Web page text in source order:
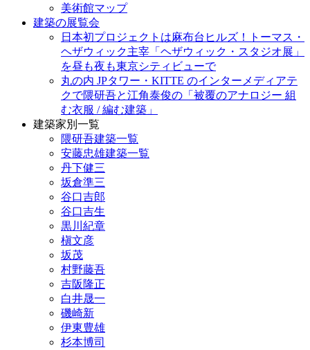
美術館マップ
建築の展覧会
日本初プロジェクトは麻布台ヒルズ！トーマス・
ヘザウィック主宰「ヘザウィック・スタジオ展」
を昼も夜も東京シティビューで
丸の内 JPタワー・KITTE のインターメディアテ
クで隈研吾と江角泰俊の「被覆のアナロジー 組
む衣服 / 編む建築」
建築家別一覧
隈研吾建築一覧
安藤忠雄建築一覧
丹下健三
坂倉準三
谷口吉郎
谷口吉生
黒川紀章
槇文彦
坂茂
村野藤吾
吉阪隆正
白井晟一
磯崎新
伊東豊雄
杉本博司